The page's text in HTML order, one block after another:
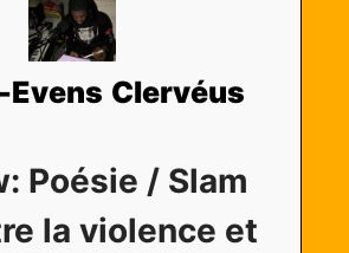
Evens Clervéus
Poésie / Slam
la violence et